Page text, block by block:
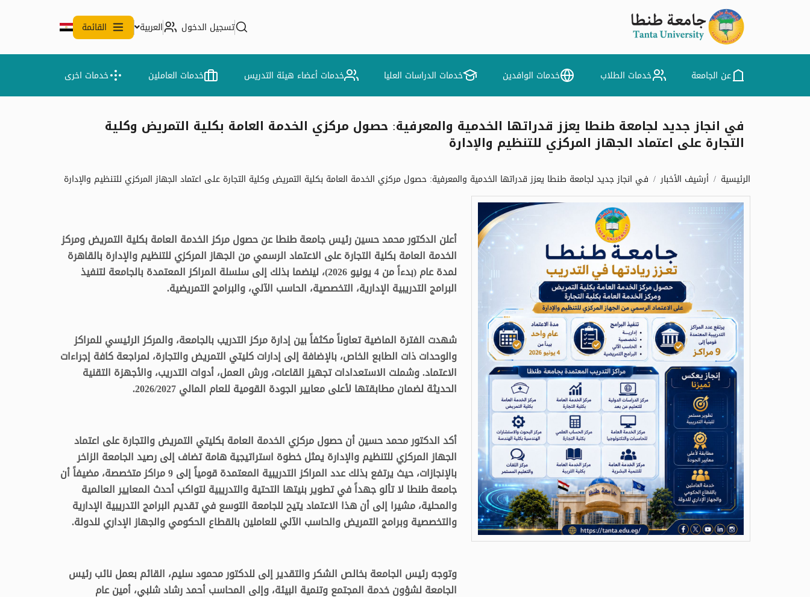
تسجيل الدخول العربية القائمة
عن الجامعة خدمات الطلاب خدمات الوافدين خدمات الدراسات العليا خدمات أعضاء هيئة التدريس خدمات العاملين خدمات اخرى
في انجاز جديد لجامعة طنطا يعزز قدراتها الخدمية والمعرفية: حصول مركزي الخدمة العامة بكلية التمريض وكلية
التجارة على اعتماد الجهاز المركزي للتنظيم والإدارة
الرئيسية أرشيف الأخبار في انجاز جديد لجامعة طنطا يعزز قدراتها الخدمية والمعرفية: حصول مركزي الخدمة العامة بكلية التمريض وكلية التجارة على اعتماد الجهاز المركزي للتنظيم والإدارة
أعلن الدكتور محمد حسين رئيس جامعة طنطا عن حصول مركز الخدمة العامة بكلية التمريض ومركز
الخدمة العامة بكلية التجارة على الاعتماد الرسمي من الجهاز المركزي للتنظيم والإدارة بالقاهرة
لمدة عام (بدءاً من 4 يونيو 2026)، لينضما بذلك إلى سلسلة المراكز المعتمدة بالجامعة لتنفيذ
البرامج التدريبية الإدارية، التخصصية، الحاسب الآلي، والبرامج التمريضية.
شهدت الفترة الماضية تعاوناً مكثفاً بين إدارة مركز التدريب بالجامعة، والمركز الرئيسي للمراكز
والوحدات ذات الطابع الخاص، بالإضافة إلى إدارات كليتي التمريض والتجارة، لمراجعة كافة إجراءات
الاعتماد. وشملت الاستعدادات تجهيز القاعات، ورش العمل، أدوات التدريب، والأجهزة التقنية
الحديثة لضمان مطابقتها لأعلى معايير الجودة القومية للعام المالي 2026/2027.
أكد الدكتور محمد حسين أن حصول مركزي الخدمة العامة بكليتي التمريض والتجارة على اعتماد
الجهاز المركزي للتنظيم والإدارة يمثل خطوة استراتيجية هامة تضاف إلى رصيد الجامعة الزاخر
بالإنجازات، حيث يرتفع بذلك عدد المراكز التدريبية المعتمدة قومياً إلى 9 مراكز متخصصة، مضيفاً أن
جامعة طنطا لا تألو جهداً في تطوير بنيتها التحتية والتدريبية لتواكب أحدث المعايير العالمية
والمحلية، مشيرا إلى أن هذا الاعتماد يتيح للجامعة التوسع في تقديم البرامج التدريبية الإدارية
والتخصصية وبرامج التمريض والحاسب الآلي للعاملين بالقطاع الحكومي والجهاز الإداري للدولة.
وتوجه رئيس الجامعة بخالص الشكر والتقدير إلى للدكتور محمود سليم، القائم بعمل نائب رئيس
الجامعة لشؤون خدمة المجتمع وتنمية البيئة، وإلى المحاسب أحمد رشاد شلبي، أمين عام